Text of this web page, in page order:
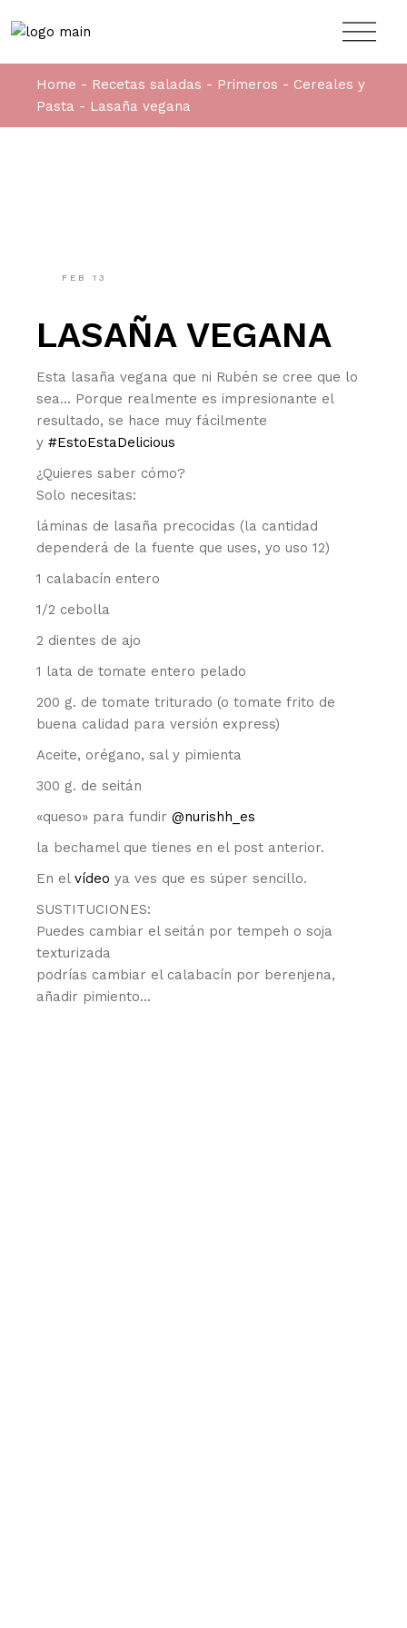
to
the
Home Recetas saladas Primeros
Cereales y
Pasta
Lasaña vegana
FEB 13
LASAÑA VEGANA
Esta lasaña vegana que ni Rubén se cree que lo
sea… Porque realmente es impresionante el
resultado, se hace muy fácilmente
y#EstoEstaDelicious
¿Quieres saber cómo?
Solo necesitas:
láminas de lasaña precocidas (la cantidad
dependerá de la fuente que uses, yo uso 12)
1 calabacín entero
1/2 cebolla
2 dientes de ajo
1 lata de tomate entero pelado
200 g. de tomate triturado (o tomate frito de
buena calidad para versión express)
Aceite, orégano, sal y pimienta
300 g. de seitán
«queso» para fundir@nurishh_es
la bechamel que tienes en el post anterior.
En elvídeo ya ves que es súper sencillo.
SUSTITUCIONES:
Puedes cambiar el seitán por tempeh o soja
texturizada
podrías cambiar el calabacín por berenjena,
añadir pimiento…